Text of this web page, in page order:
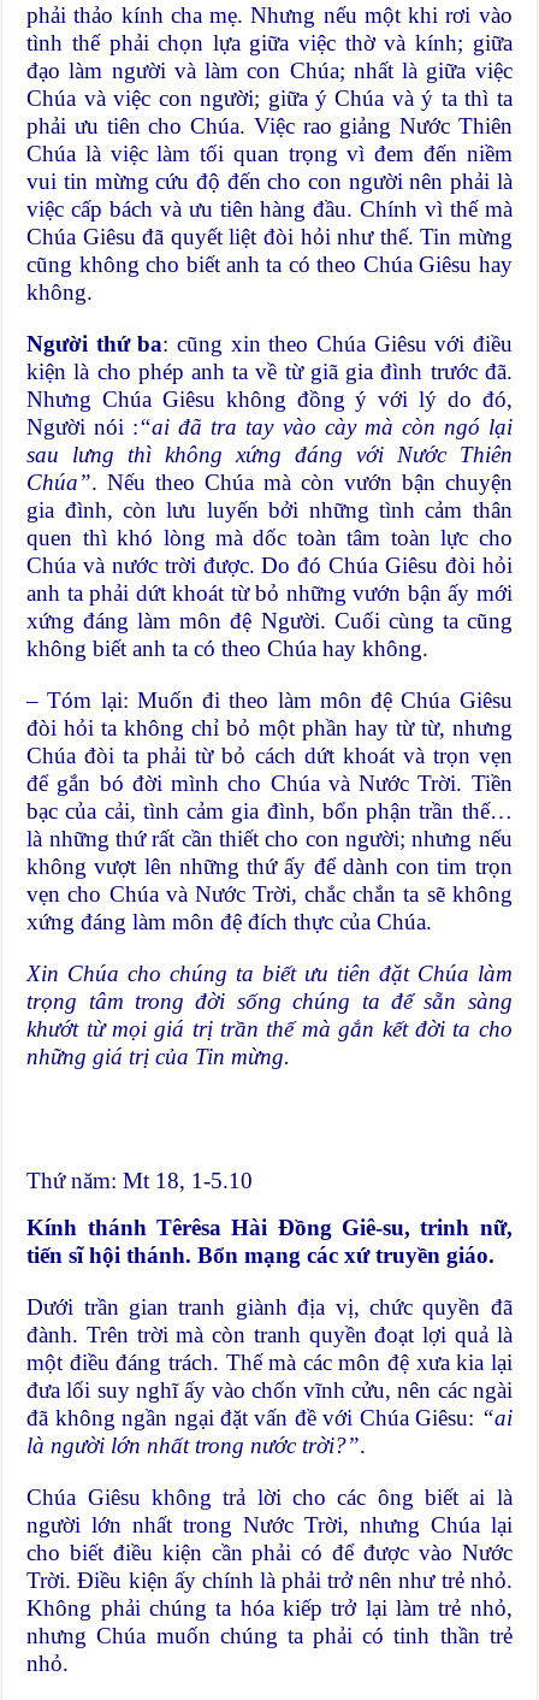
phải thảo kính cha mẹ. Nhưng nếu một khi rơi vào
tình thế phải chọn lựa giữa việc thờ và kính; giữa
đạo làm người và làm con Chúa; nhất là giữa việc
Chúa và việc con người; giữa ý Chúa và ý ta thì ta
phải ưu tiên cho Chúa. Việc rao giảng Nước Thiên
Chúa là việc làm tối quan trọng vì đem đến niềm
vui tin mừng cứu độ đến cho con người nên phải là
việc cấp bách và ưu tiên hàng đầu. Chính vì thế mà
Chúa Giêsu đã quyết liệt đòi hỏi như thế. Tin mừng
cũng không cho biết anh ta có theo Chúa Giêsu hay
không.
Người thứ ba: cũng xin theo Chúa Giêsu với điều
kiện là cho phép anh ta về từ giã gia đình trước đã.
Nhưng Chúa Giêsu không đồng ý với lý do đó,
Người nói :“ai đã tra tay vào cày mà còn ngó lại
sau lưng thì không xứng đáng với Nước Thiên
Chúa”. Nếu theo Chúa mà còn vướn bận chuyện
gia đình, còn lưu luyến bởi những tình cảm thân
quen thì khó lòng mà dốc toàn tâm toàn lực cho
Chúa và nước trời được. Do đó Chúa Giêsu đòi hỏi
anh ta phải dứt khoát từ bỏ những vướn bận ấy mới
xứng đáng làm môn đệ Người. Cuối cùng ta cũng
không biết anh ta có theo Chúa hay không.
– Tóm lại: Muốn đi theo làm môn đệ Chúa Giêsu
đòi hỏi ta không chỉ bỏ một phần hay từ từ, nhưng
Chúa đòi ta phải từ bỏ cách dứt khoát và trọn vẹn
để gắn bó đời mình cho Chúa và Nước Trời. Tiền
bạc của cải, tình cảm gia đình, bổn phận trần thế…
là những thứ rất cần thiết cho con người; nhưng nếu
không vượt lên những thứ ấy để dành con tim trọn
vẹn cho Chúa và Nước Trời, chắc chắn ta sẽ không
xứng đáng làm môn đệ đích thực của Chúa.
Xin Chúa cho chúng ta biết ưu tiên đặt Chúa làm
trọng tâm trong đời sống chúng ta để sẵn sàng
khướt từ mọi giá trị trần thế mà gắn kết đời ta cho
những giá trị của Tin mừng.
Thứ năm: Mt 18, 1-5.10
Kính thánh Têrêsa Hài Đồng Giê-su, trinh nữ,
tiến sĩ hội thánh. Bổn mạng các xứ truyền giáo.
Dưới trần gian tranh giành địa vị, chức quyền đã
đành. Trên trời mà còn tranh quyền đoạt lợi quả là
một điều đáng trách. Thế mà các môn đệ xưa kia lại
đưa lối suy nghĩ ấy vào chốn vĩnh cửu, nên các ngài
đã không ngần ngại đặt vấn đề với Chúa Giêsu: “ai
là người lớn nhất trong nước trời?”.
Chúa Giêsu không trả lời cho các ông biết ai là
người lớn nhất trong Nước Trời, nhưng Chúa lại
cho biết điều kiện cần phải có để được vào Nước
Trời. Điều kiện ấy chính là phải trở nên như trẻ nhỏ.
Không phải chúng ta hóa kiếp trở lại làm trẻ nhỏ,
nhưng Chúa muốn chúng ta phải có tinh thần trẻ
nhỏ.